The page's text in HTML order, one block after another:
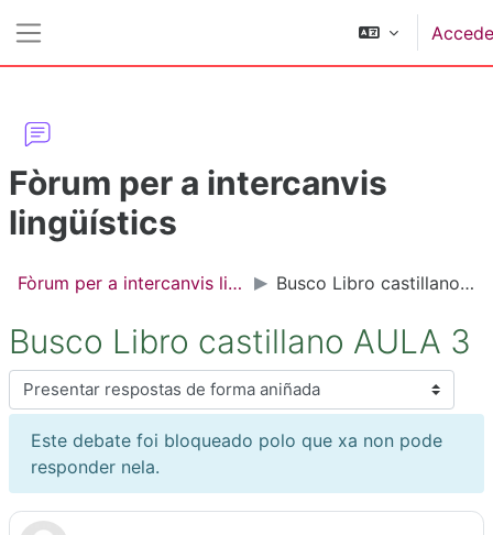
Fòrum per a intercanvis
lingüístics
Fòrum per a intercanvis lingüístics Busco Libro castillano AULA 3
Busco Libro castillano AULA 3
Modo de presentación
Este debate foi bloqueado polo que xa non pode
responder nela.